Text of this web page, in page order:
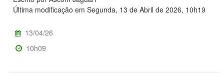
Última modificação em Segunda, 13 de Abril de 2026, 10h19
13/04/26
10h09